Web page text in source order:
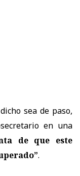
sea de paso,
en una
de que este
.